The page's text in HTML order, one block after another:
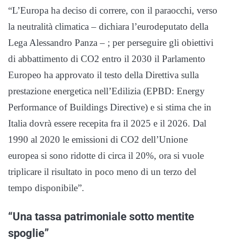
“L’Europa ha deciso di correre, con il paraocchi, verso
la neutralità climatica – dichiara l’eurodeputato della
Lega Alessandro Panza – ; per perseguire gli obiettivi
di abbattimento di CO2 entro il 2030 il Parlamento
Europeo ha approvato il testo della Direttiva sulla
prestazione energetica nell’Edilizia (EPBD: Energy
Performance of Buildings Directive) e si stima che in
Italia dovrà essere recepita fra il 2025 e il 2026. Dal
1990 al 2020 le emissioni di CO2 dell’Unione
europea si sono ridotte di circa il 20%, ora si vuole
triplicare il risultato in poco meno di un terzo del
tempo disponibile”.
“Una tassa patrimoniale sotto mentite
spoglie”